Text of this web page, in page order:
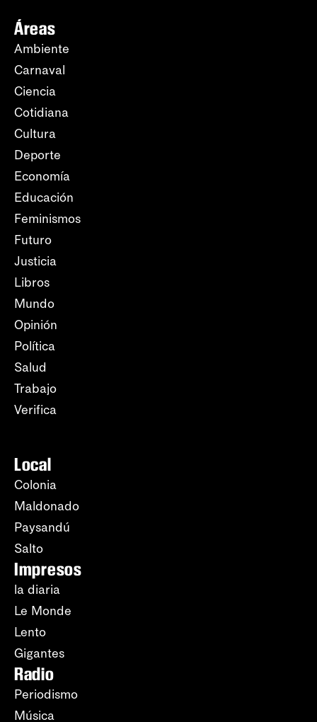
Áreas
Ambiente
Carnaval
Ciencia
Cotidiana
Cultura
Deporte
Economía
Educación
Feminismos
Futuro
Justicia
Libros
Mundo
Opinión
Política
Salud
Trabajo
Verifica
Local
Colonia
Maldonado
Paysandú
Salto
Impresos
la diaria
Le Monde
Lento
Gigantes
Radio
Periodismo
Música